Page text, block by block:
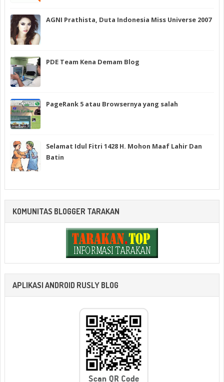
AGNI Prathista, Duta Indonesia Miss Universe 2007
PDE Team Kena Demam Blog
PageRank 5 atau Browsernya yang salah
Selamat Idul Fitri 1428 H. Mohon Maaf Lahir Dan
Batin
KOMUNITAS BLOGGER TARAKAN
APLIKASI ANDROID RUSLY BLOG